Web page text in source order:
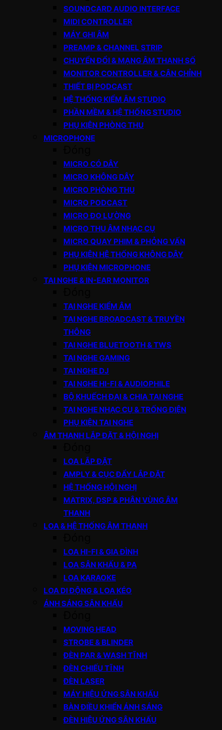
SOUNDCARD AUDIO INTERFACE
MIDI CONTROLLER
MÁY GHI ÂM
PREAMP & CHANNEL STRIP
CHUYỂN ĐỔI & MẠNG ÂM THANH SỐ
MONITOR CONTROLLER & CÂN CHỈNH
THIẾT BỊ PODCAST
HỆ THỐNG KIỂM ÂM STUDIO
PHẦN MỀM & HỆ THỐNG STUDIO
PHỤ KIỆN PHÒNG THU
MICROPHONE
MICRO CÓ DÂY
MICRO KHÔNG DÂY
MICRO PHÒNG THU
MICRO PODCAST
MICRO ĐO LƯỜNG
MICRO THU ÂM NHẠC CỤ
MICRO QUAY PHIM & PHỎNG VẤN
PHỤ KIỆN HỆ THỐNG KHÔNG DÂY
PHỤ KIỆN MICROPHONE
TAI NGHE & IN-EAR MONITOR
TAI NGHE KIỂM ÂM
TAI NGHE BROADCAST & TRUYỀN
THÔNG
TAI NGHE BLUETOOTH & TWS
TAI NGHE GAMING
TAI NGHE DJ
TAI NGHE HI-FI & AUDIOPHILE
BỘ KHUẾCH ĐẠI & CHIA TAI NGHE
TAI NGHE NHẠC CỤ & TRỐNG ĐIỆN
PHỤ KIỆN TAI NGHE
ÂM THANH LẮP ĐẶT & HỘI NGHỊ
LOA LẮP ĐẶT
AMPLY & CỤC ĐẨY LẮP ĐẶT
HỆ THỐNG HỘI NGHỊ
MATRIX, DSP & PHÂN VÙNG ÂM
THANH
LOA & HỆ THỐNG ÂM THANH
LOA HI-FI & GIA ĐÌNH
LOA SÂN KHẤU & PA
LOA KARAOKE
LOA DI ĐỘNG & LOA KÉO
ÁNH SÁNG SÂN KHẤU
MOVING HEAD
STROBE & BLINDER
ĐÈN PAR & WASH TĨNH
ĐÈN CHIẾU TĨNH
ĐÈN LASER
MÁY HIỆU ỨNG SÂN KHẤU
BÀN ĐIỀU KHIỂN ÁNH SÁNG
ĐÈN HIỆU ỨNG SÂN KHẤU